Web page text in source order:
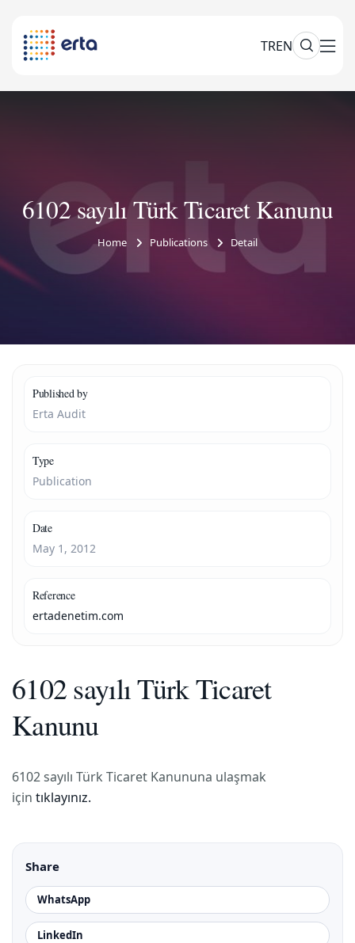
TREN
6102 sayılı Türk Ticaret Kanunu
Home Publications Detail
Published by
Erta Audit
Type
Publication
Date
May 1, 2012
Reference
ertadenetim.com
6102 sayılı Türk Ticaret
Kanunu
6102 sayılı Türk Ticaret Kanununa ulaşmak
için tıklayınız.
Share
WhatsApp
LinkedIn